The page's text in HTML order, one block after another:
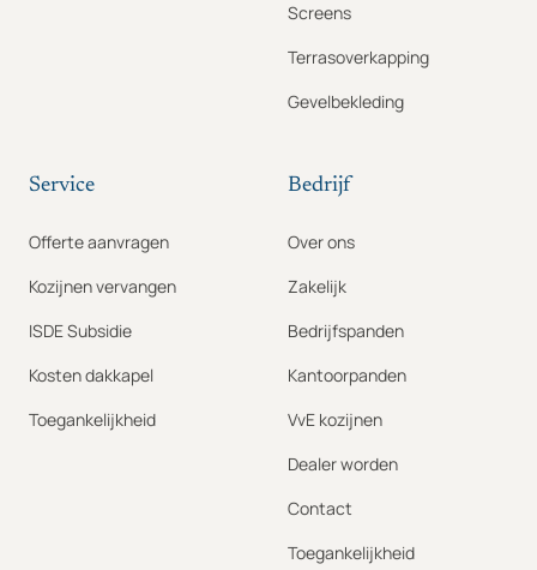
Screens
Terrasoverkapping
Gevelbekleding
Service
Offerte aanvragen
Kozijnen vervangen
ISDE Subsidie
Kosten dakkapel
Toegankelijkheid
Bedrijf
Over ons
Zakelijk
Bedrijfspanden
Kantoorpanden
VvE kozijnen
Dealer worden
Contact
Toegankelijkheid